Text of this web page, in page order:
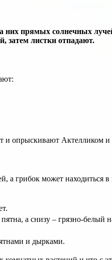
них прямых солнечных
затем листки отпадают.
опрыскивают Актелликом
а грибок может находиться
а снизу – грязно-белый
и дырками.